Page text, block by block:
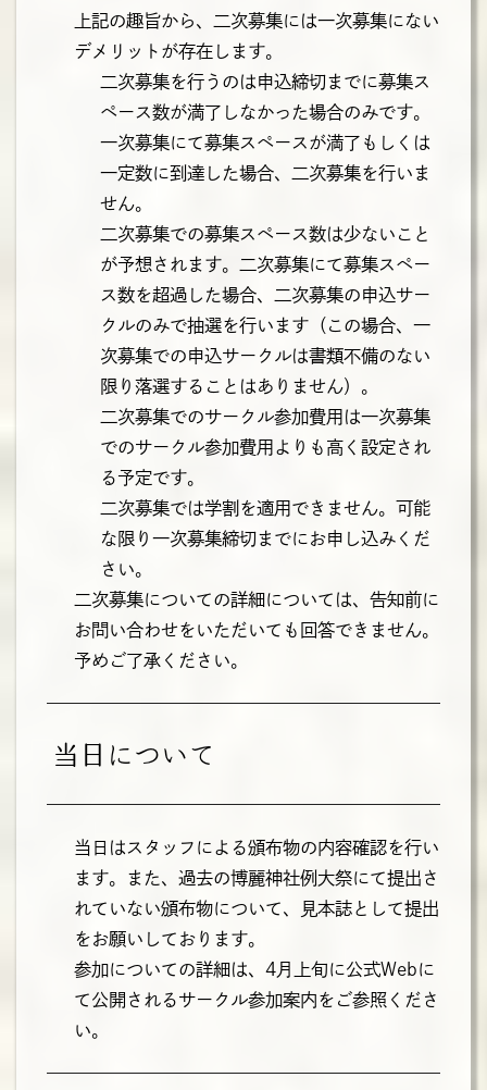
上記の趣旨から、二次募集には一次募集にない
デメリットが存在します。
二次募集を行うのは申込締切までに募集ス
ペース数が満了しなかった場合のみです。
一次募集にて募集スペースが満了もしくは
一定数に到達した場合、二次募集を行いま
せん。
二次募集での募集スペース数は少ないこと
が予想されます。二次募集にて募集スペー
ス数を超過した場合、二次募集の申込サー
クルのみで抽選を行います（この場合、一
次募集での申込サークルは書類不備のない
限り落選することはありません）。
二次募集でのサークル参加費用は一次募集
でのサークル参加費用よりも高く設定され
る予定です。
二次募集では学割を適用できません。可能
な限り一次募集締切までにお申し込みくだ
さい。
二次募集についての詳細については、告知前に
お問い合わせをいただいても回答できません。
予めご了承ください。
当日について
当日はスタッフによる頒布物の内容確認を行い
ます。また、過去の博麗神社例大祭にて提出さ
れていない頒布物について、見本誌として提出
をお願いしております。
参加についての詳細は、4月上旬に公式Webに
て公開されるサークル参加案内をご参照くださ
い。